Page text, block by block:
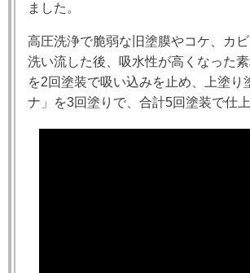
ました。
高圧洗浄で脆弱な旧塗膜やコケ、カ
洗い流した後、吸水性が高くなった
を2回塗装で吸い込みを止め、上塗り
ナ」を3回塗りで、合計5回塗装で仕